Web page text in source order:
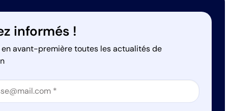
informés !
en avant-première toutes les actualités de